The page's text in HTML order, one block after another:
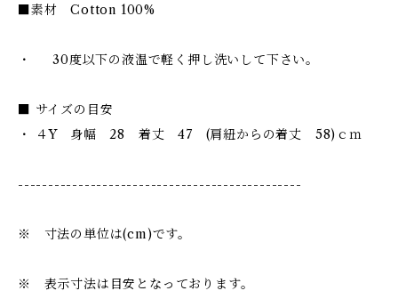
■素材 Cotton 100%
・ 30度以下の液温で軽く押し洗いして下さい。
■ サイズの目安
・ ４Y 身幅 28 着丈 47 (肩紐からの着丈 58)ｃｍ
-----------------------------------------------
※ 寸法の単位は(cm)です。
※ 表示寸法は目安となっております。